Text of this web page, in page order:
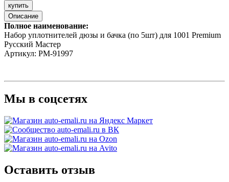
купить
Описание
Полное наименование:
Набор уплотнителей дюзы и бачка (по 5шт) для 1001 Premium
Русский Мастер
Артикул: РМ-91997
Мы в соцсетях
Оставить отзыв